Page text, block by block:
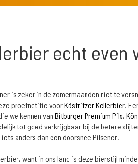
echt even
is zeker in de zomermaanden niet te
proefnotitie voorKöstritzer Kellerbier.
we kennen van Bitburger Premium Pils,
tot goed verkrijgbaar bij de betere
anders dan een doorsnee Pilsener.
want in ons land is deze bierstijl